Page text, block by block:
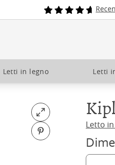
Letti in legno Letti
Open fullscreen
Pin on Pinterest
Letto